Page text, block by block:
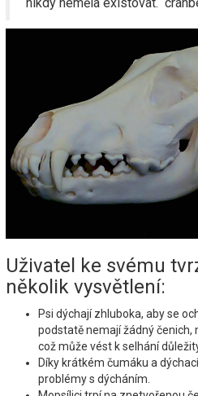
Uživatel ke svému
několik vysvětlení:
Psi dýchají zhluboka, aby se
podstatě nemají žádný čenich,
což může vést k selhání
Díky krátkém čumáku a
problémy s dýcháním.